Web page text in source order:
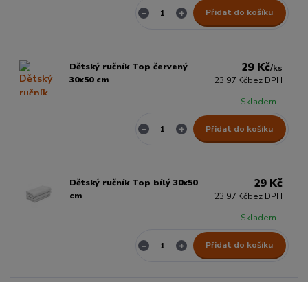
Přidat do košíku
Dětský ručník Top červený
30x50 cm
29 Kč/ks
23,97 Kčbez DPH
Skladem
Přidat do košíku
Dětský ručník Top bílý 30x50
cm
29 Kč
23,97 Kčbez DPH
Skladem
Přidat do košíku